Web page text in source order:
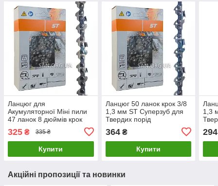
Ланцюг для
Акумуляторної Міні пили
47 ланок 8 дюймів крок
325 ₴ 335 ₴
Купити
Ланцюг 50 ланок крок 3/8
1,3 мм ST Суперзуб для
Твердих порід
364₴
Купити
1,3
294
Акційні пропозиції та новинки